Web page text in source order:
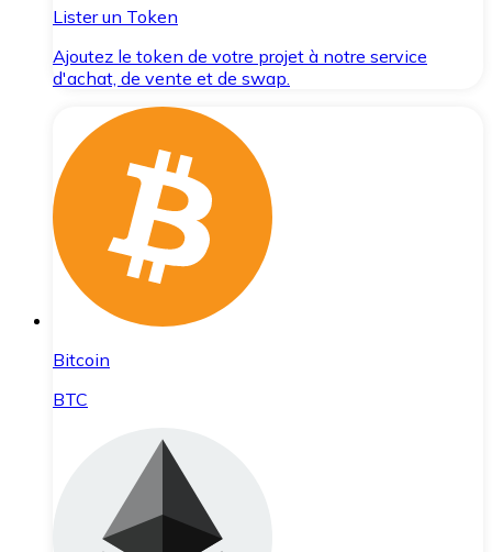
Lister un Token
Ajoutez le token de votre projet à notre service
d'achat, de vente et de swap.
Bitcoin
BTC